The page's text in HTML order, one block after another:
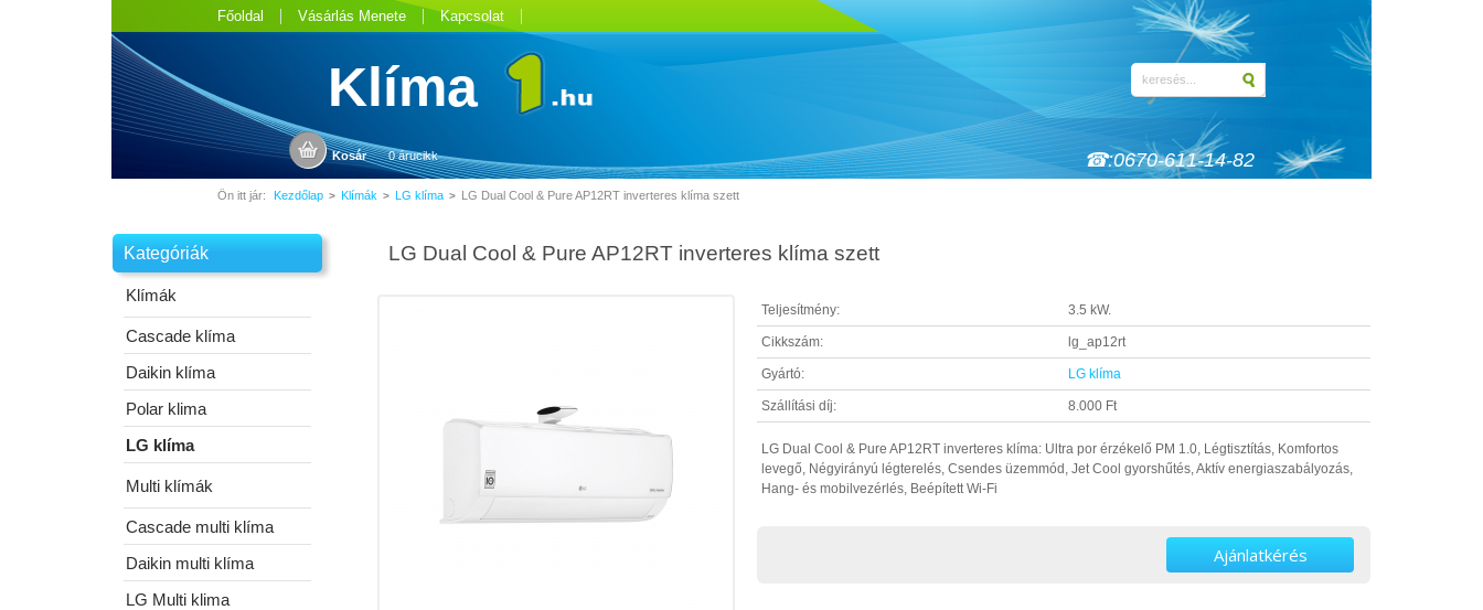
Főoldal Vásárlás Menete Kapcsolat
Kosár 0 árucikk
Klíma
☎:0670-611-14-82
Ön itt jár: Kezdőlap > Klímák > LG klíma > LG Dual Cool & Pure AP12RT inverteres klíma szett
LG Dual Cool & Pure AP12RT inverteres klíma szett
Teljesítmény: 3.5 kW.
Cikkszám: lg_ap12rt
Gyártó: LG klíma
Szállítási díj: 8.000 Ft
LG Dual Cool & Pure AP12RT inverteres klíma: Ultra por érzékelő PM 1.0, Légtisztítás, Komfortos
levegő, Négyirányú légterelés, Csendes üzemmód, Jet Cool gyorshűtés, Aktív energiaszabályozás,
Hang- és mobilvezérlés, Beépített Wi-Fi
Ajánlatkérés
Kategóriák
Klímák
Cascade klíma
Daikin klíma
Polar klima
LG klíma
Multi klímák
Cascade multi klíma
Daikin multi klíma
LG Multi klima